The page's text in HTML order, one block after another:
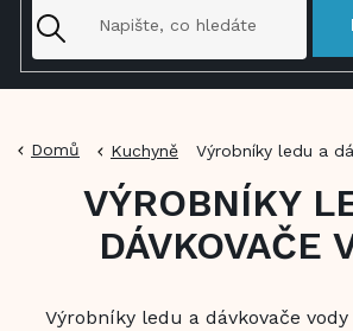
Domů Kuchyně Výrobníky ledu a
VÝROBNÍKY
DÁVKOVAČE
Výrobníky ledu a dávkovače vody